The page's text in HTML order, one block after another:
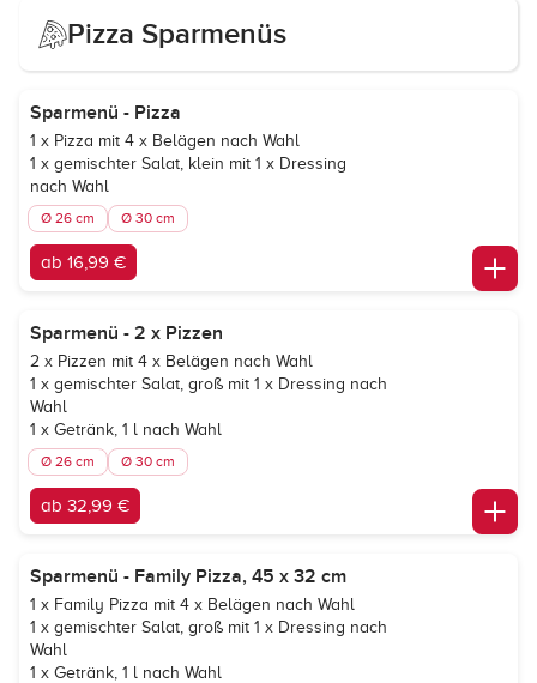
Pizza Sparmenüs
Sparmenü - Pizza
1 x Pizza mit 4 x Belägen nach Wahl
1 x gemischter Salat, klein mit 1 x Dressing
nach Wahl
Ø 26 cm Ø 30 cm
ab 16,99 €
Sparmenü - 2 x Pizzen
2 x Pizzen mit 4 x Belägen nach Wahl
1 x gemischter Salat, groß mit 1 x Dressing nach
Wahl
1 x Getränk, 1 l nach Wahl
Ø 26 cm Ø 30 cm
ab 32,99 €
Sparmenü - Family Pizza, 45 x 32 cm
1 x Family Pizza mit 4 x Belägen nach Wahl
1 x gemischter Salat, groß mit 1 x Dressing nach
Wahl
1 x Getränk, 1 l nach Wahl